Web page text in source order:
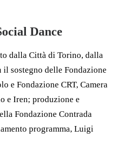
Dance
dalla Città di Torino, dalla
il sostegno delle Fondazione
e Fondazione CRT, Camera
e Iren; produzione e
Fondazione Contrada
programma, Luigi